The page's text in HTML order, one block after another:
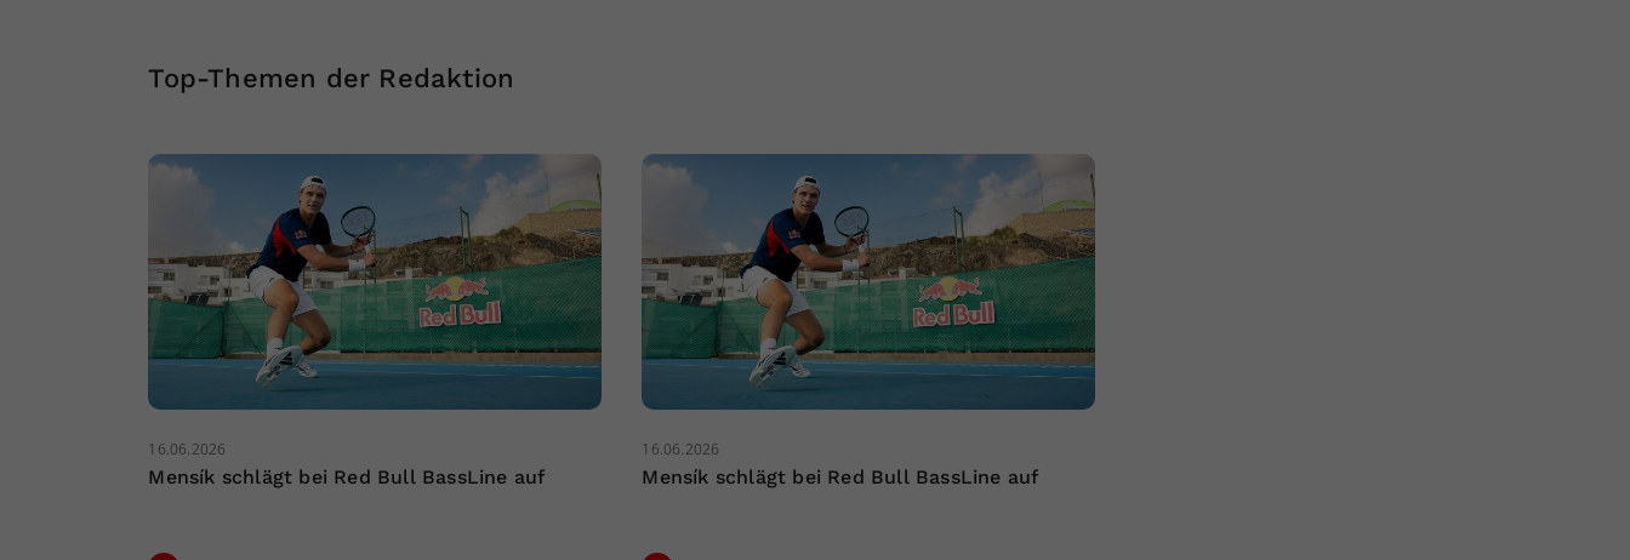
Top-Themen der Redaktion
16.06.2026
Mensík schlägt bei Red Bull BassLine auf
16.06.2026
Mensík schlägt bei Red Bull BassLine auf